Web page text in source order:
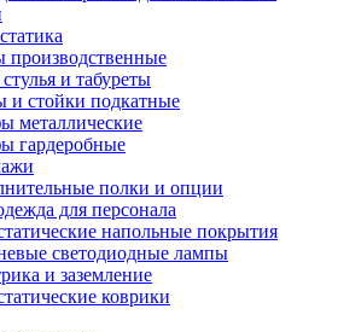
производственные
и табуреты
и стойки подкатные
металлические
гардеробные
полки и опции
для персонала
напольные покрытия
светодиодные лампы
и заземление
коврики